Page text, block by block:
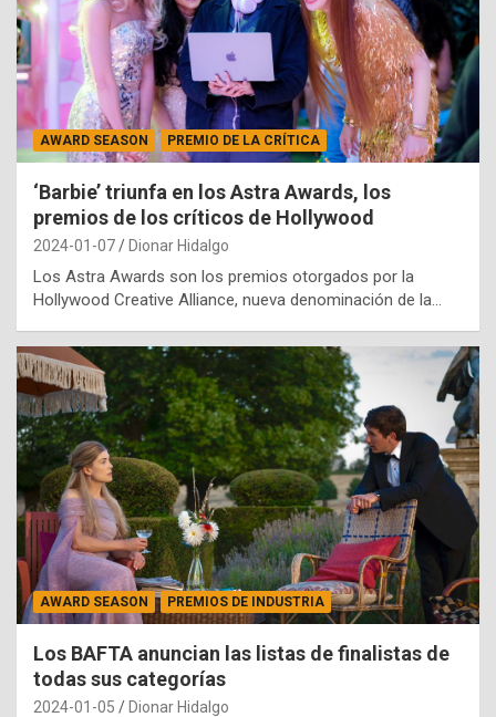
AWARD SEASON PREMIO DE LA CRÍTICA
‘Barbie’ triunfa en los Astra Awards, los
premios de los críticos de Hollywood
2024-01-07 Dionar Hidalgo
Los Astra Awards son los premios otorgados por la
Hollywood Creative Alliance, nueva denominación de la…
AWARD SEASON PREMIOS DE INDUSTRIA
Los BAFTA anuncian las listas de finalistas de
todas sus categorías
2024-01-05 Dionar Hidalgo